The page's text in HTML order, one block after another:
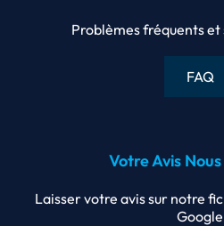
Problèmes fréquents
FAQ
Votre Avis
Laisser votre avis sur notre
Google